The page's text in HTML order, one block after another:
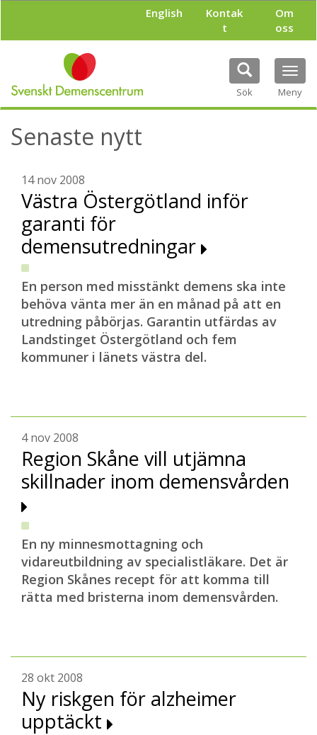
l
English
Kontak
t
Om
oss
Sök Meny
Senaste nytt
14 nov 2008
Västra Östergötland inför
garanti för
demensutredningar
En person med misstänkt demens ska inte
behöva vänta mer än en månad på att en
utredning påbörjas. Garantin utfärdas av
Landstinget Östergötland och fem
kommuner i länets västra del.
4 nov 2008
Region Skåne vill utjämna
skillnader inom demensvården
En ny minnesmottagning och
vidareutbildning av specialistläkare. Det är
Region Skånes recept för att komma till
rätta med bristerna inom demensvården.
28 okt 2008
Ny riskgen för alzheimer
upptäckt